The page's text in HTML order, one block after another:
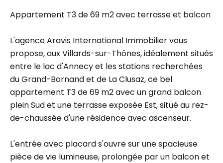
Appartement T3 de 69 m2 avec terrasse et balcon
L'agence Aravis International Immobilier vous
propose, aux Villards-sur-Thônes, idéalement situés
entre le lac d'Annecy et les stations recherchées
du Grand-Bornand et de La Clusaz, ce bel
appartement T3 de 69 m2 avec un grand balcon
plein Sud et une terrasse exposée Est, situé au rez-
de-chaussée d'une résidence avec ascenseur.
L'entrée avec placard s'ouvre sur une spacieuse
pièce de vie lumineuse, prolongée par un balcon et